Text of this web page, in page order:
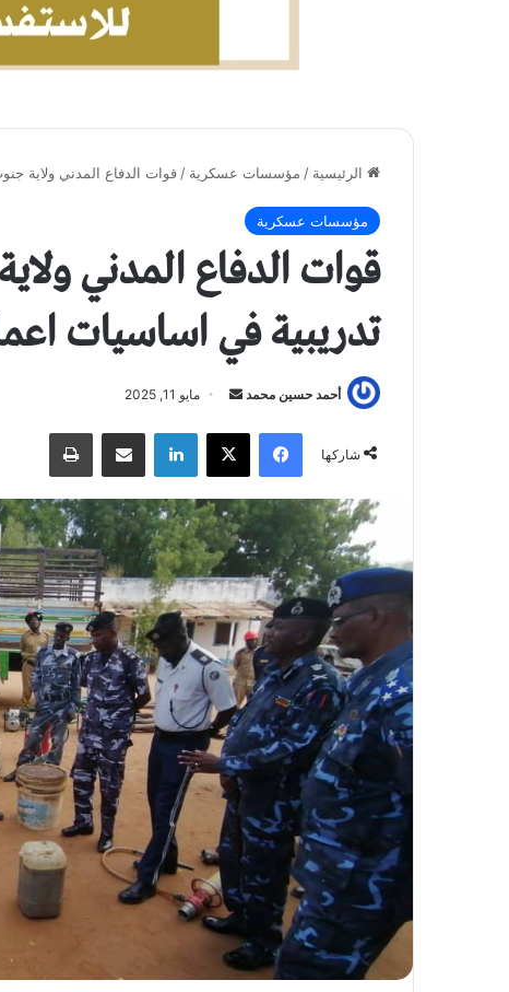
الرئيسية / مؤسسات عسكرية / قوات الدفاع المدني ولاية
مؤسسات عسكرية
قوات الدفاع المدني
تدريبية في اساسيات
أحمد حسين محمد
س
ب
ر
ي
د
ا
ل
ك
ت
ر
و
ي
ا
مايو 11, 2025
شاركها
فيسبوك لينكدإن